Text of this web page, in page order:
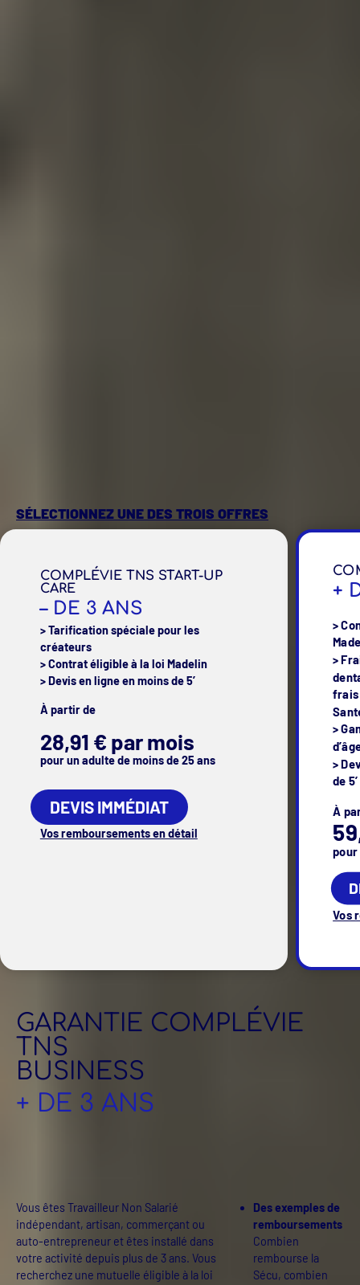
SÉLECTIONNEZ UNE DES TROIS OFFRES
COMPLÉVIE TNS START-UP
CARE
– DE 3 ANS
> Tarification spéciale pour les
créateurs
> Contrat éligible à la loi Madelin
> Devis en ligne en moins de 5’
À partir de
28,91 € par mois
pour un adulte de moins de 25 ans
DEVIS IMMÉDIAT
Vos remboursements en détail
+
>
>
frais
>
>
de 5’
À
pour
Vos
GARANTIE COMPLÉVIE
TNS
BUSINESS
+ DE 3 ANS
Vous êtes Travailleur Non Salarié
indépendant, artisan, commerçant ou
auto-entrepreneur et êtes installé dans
votre activité depuis plus de 3 ans. Vous
recherchez une mutuelle éligible à la loi
Des exemples de
remboursements
Combien
rembourse la
Sécu, combien